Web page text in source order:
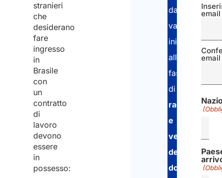
stranieri
che
desiderano
fare
ingresso
in
Brasile
con
un
contratto
di
lavoro
devono
essere
in
possesso:
dalla
valutazione
iniziale,
alla
fase
di
raccolta
e
verifica
dei
documenti,
email
email